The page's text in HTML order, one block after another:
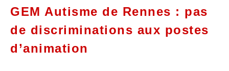
GEM Autisme de Rennes : pas
de discriminations aux postes
d’animation